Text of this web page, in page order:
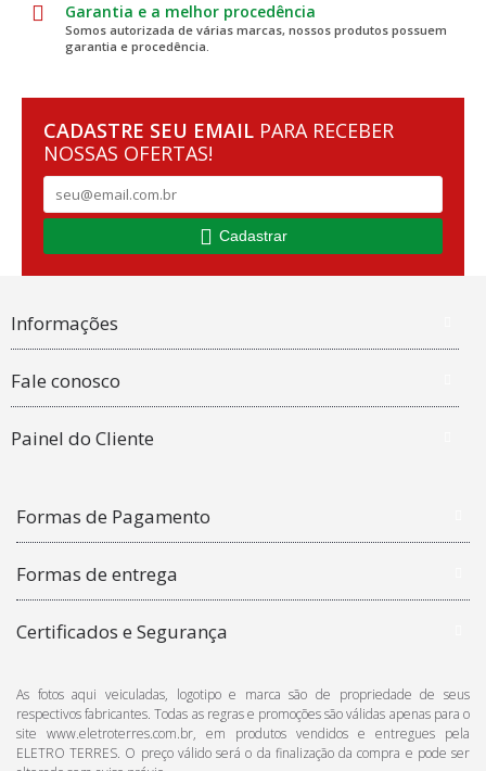
Garantia e a melhor procedência
Somos autorizada de várias marcas, nossos produtos possuem
garantia e procedência.
CADASTRE SEU EMAIL PARA RECEBER
NOSSAS OFERTAS!
Cadastrar
Informações
Fale conosco
Painel do Cliente
Formas de Pagamento
Formas de entrega
Certificados e Segurança
As fotos aqui veiculadas, logotipo e marca são de propriedade de seus
respectivos fabricantes. Todas as regras e promoções são válidas apenas para o
site www.eletroterres.com.br, em produtos vendidos e entregues pela
ELETRO TERRES. O preço válido será o da finalização da compra e pode ser